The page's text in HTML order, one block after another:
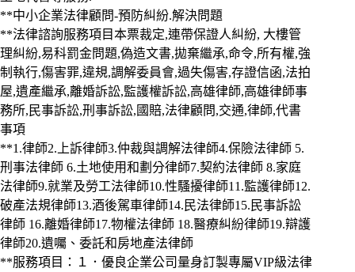
**中小企業法律顧問-預防糾紛.解決問題
**法律諮詢服務項目本票裁定,連帶保證人糾紛, 大樓管
理糾紛,易科罰金問題,偽造文書,拋棄繼承,命令,所有權,強
制執行,傷害罪,違規,調解委員會,過失傷害,存證信函,法拍
屋,遺產繼承,離婚訴訟,監護權訴訟,高雄律師,高雄律師事
務所,民事訴訟,刑事訴訟,國賠,法律顧問,交通,律師,代書
事項
**1.律師2.上訴律師3.仲裁與調解法律師4.保險法律師 5.
刑事法律師 6.土地使用和劃分律師7.契約法律師 8.家庭
法律師9.就業及勞工法律師10.性騷擾律師11.監護律師12.
破產法規律師13.酒後駕車律師14.民法律師15.民事訴訟
律師 16.離婚律師17.物權法律師 18.醫療糾紛律師19.辯護
律師20.遺囑、委託和房地產法律師
**服務項目：１．優良企業公司量身訂製專屬VIP級法律